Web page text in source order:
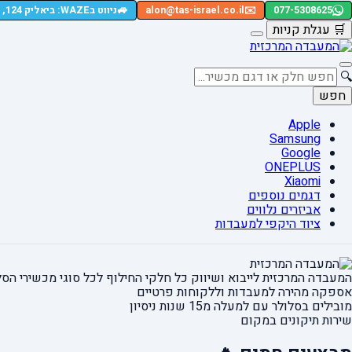
077-5308625
✉️
alon@tas-israel.co.il
🚙ניווט בWAZE: ביאליק 124, רמת גן
🛒 עגלת קניות
🔍
חפש
Apple
Samsung
Google
ONEPLUS
Xiaomi
דגמים נוספים
אביזרים נלווים
ציוד היקפי למעבדות
המעבדה המרכזית לייבוא ושיווק כל חלקי החילוף לכל סוגי מכשירי
אספקה מהירהלמעבדות וללקוחות פרטיים
מובילים בסלולר עם למעלה מ15 שנות ניסיון
שירות תיקונים במקום